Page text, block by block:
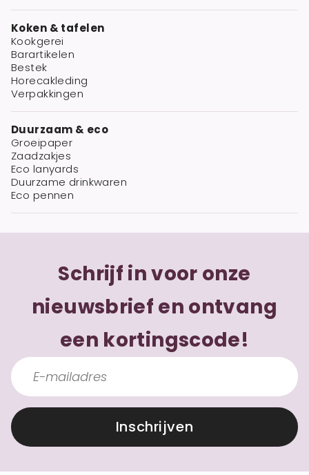
Koken & tafelen
Kookgerei
Barartikelen
Bestek
Horecakleding
Verpakkingen
Duurzaam & eco
Groeipaper
Zaadzakjes
Eco lanyards
Duurzame drinkwaren
Eco pennen
Schrijf in voor onze
nieuwsbrief en ontvang
een kortingscode!
Inschrijven